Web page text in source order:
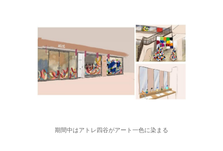
期間中はアトレ四谷がアート一色に染まる